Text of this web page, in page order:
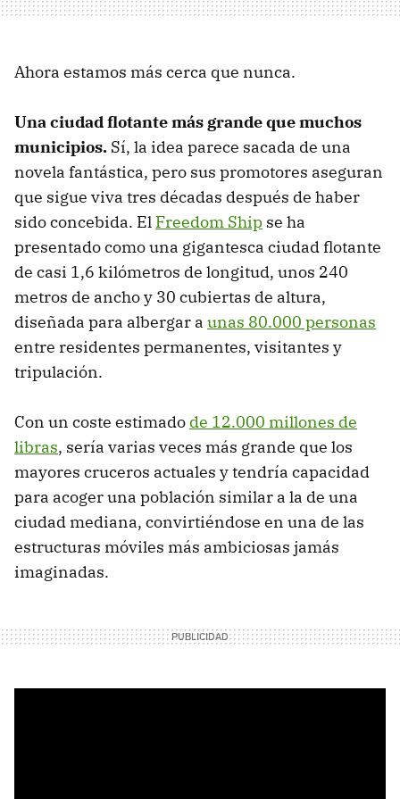
Ahora estamos más cerca que nunca.
Una ciudad flotante más grande que muchos
municipios. Sí, la idea parece sacada de una
novela fantástica, pero sus promotores aseguran
que sigue viva tres décadas después de haber
sido concebida. El Freedom Ship se ha
presentado como una gigantesca ciudad flotante
de casi 1,6 kilómetros de longitud, unos 240
metros de ancho y 30 cubiertas de altura,
diseñada para albergar a unas 80.000 personas
entre residentes permanentes, visitantes y
tripulación.
Con un coste estimado de 12.000 millones de
libras, sería varias veces más grande que los
mayores cruceros actuales y tendría capacidad
para acoger una población similar a la de una
ciudad mediana, convirtiéndose en una de las
estructuras móviles más ambiciosas jamás
imaginadas.